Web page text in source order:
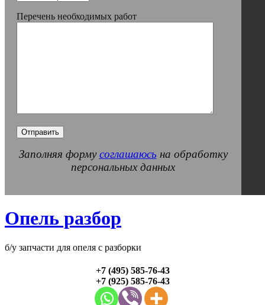
Перечень необходимых работ
Заполняя формусоглашаюсь на обработку
персональных данных
Опель разбор
б/у запчасти для опеля с разборки
+7 (495) 585-76-43
+7 (925) 585-76-43